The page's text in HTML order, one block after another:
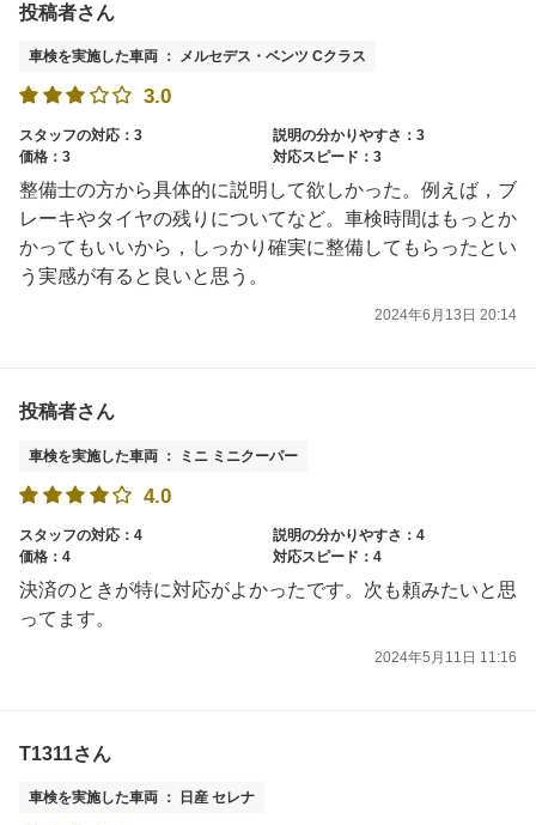
投稿者さん
車検を実施した車両 ： メルセデス・ベンツ Cクラス
3.0
スタッフの対応：3
説明の分かりやすさ：3
価格：3
対応スピード：3
整備士の方から具体的に説明して欲しかった。例えば，ブ
レーキやタイヤの残りについてなど。車検時間はもっとか
かってもいいから，しっかり確実に整備してもらったとい
う実感が有ると良いと思う。
2024年6月13日 20:14
投稿者さん
車検を実施した車両 ： ミニ ミニクーパー
4.0
スタッフの対応：4
説明の分かりやすさ：4
価格：4
対応スピード：4
決済のときが特に対応がよかったです。次も頼みたいと思
ってます。
2024年5月11日 11:16
T1311さん
車検を実施した車両 ： 日産 セレナ